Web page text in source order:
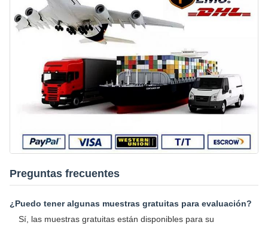
Preguntas frecuentes
¿Puedo tener algunas muestras gratuitas para evaluación?
Sí, las muestras gratuitas están disponibles para su